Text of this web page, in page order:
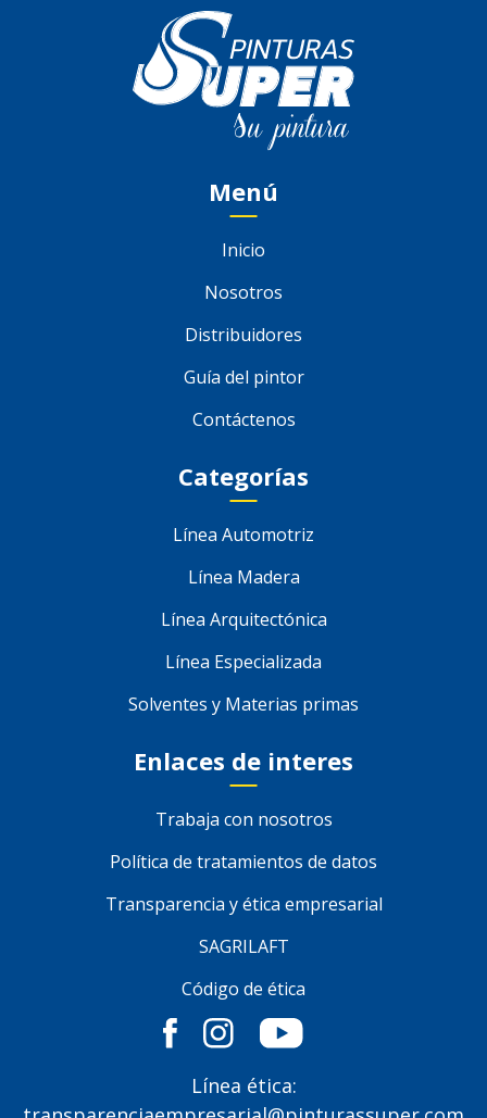
Menú
Inicio
Nosotros
Distribuidores
Guía del pintor
Contáctenos
Categorías
Línea Automotriz
Línea Madera
Línea Arquitectónica
Línea Especializada
Solventes y Materias primas
Enlaces de interes
Trabaja con nosotros
Política de tratamientos de datos
Transparencia y ética empresarial
SAGRILAFT
Código de ética
Línea ética: